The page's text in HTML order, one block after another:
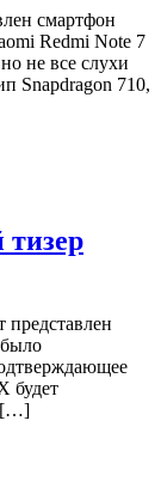
смартфон
Redmi Note 7
не все слухи
Snapdragon 710,
представлен
будет
[…]